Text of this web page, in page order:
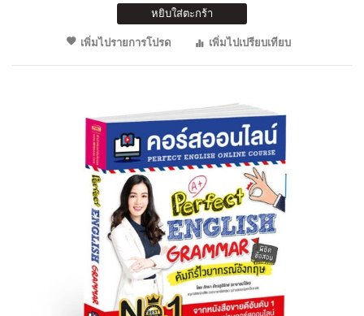
หยิบใส่ตะกร้า
เพิ่มไปรายการโปรด
เพิ่มไปเปรียบเทียบ